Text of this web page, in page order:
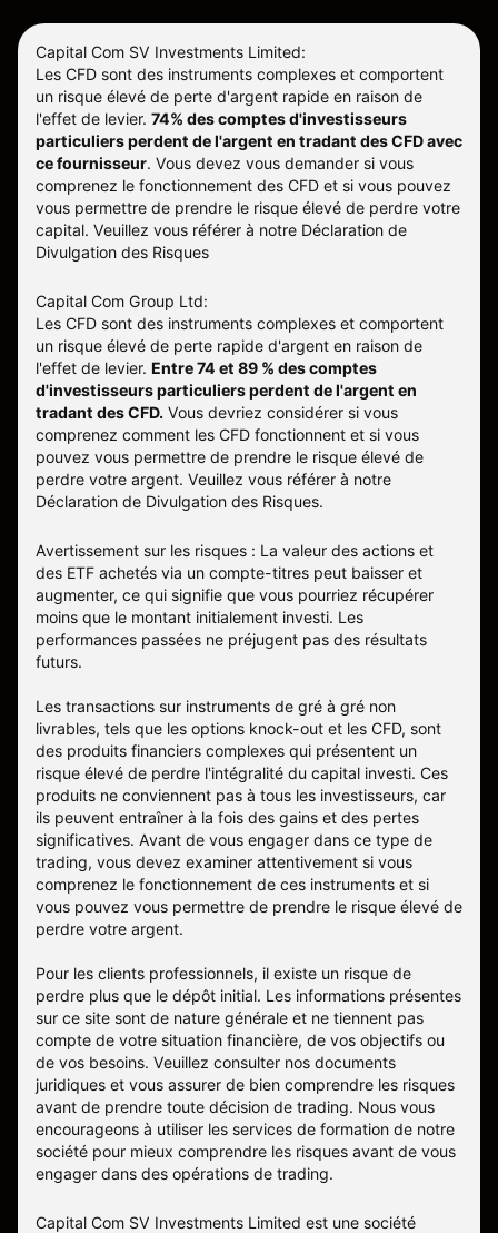
Capital Com SV Investments Limited:
Les CFD sont des instruments complexes et comportent
un risque élevé de perte d'argent rapide en raison de
l'effet de levier. 74% des comptes d'investisseurs
particuliers perdent de l'argent en tradant des CFD avec
ce fournisseur. Vous devez vous demander si vous
comprenez le fonctionnement des CFD et si vous pouvez
vous permettre de prendre le risque élevé de perdre votre
capital. Veuillez vous référer à notre Déclaration de
Divulgation des Risques
Capital Com Group Ltd:
Les CFD sont des instruments complexes et comportent
un risque élevé de perte rapide d'argent en raison de
l'effet de levier. Entre 74 et 89 % des comptes
d'investisseurs particuliers perdent de l'argent en
tradant des CFD. Vous devriez considérer si vous
comprenez comment les CFD fonctionnent et si vous
pouvez vous permettre de prendre le risque élevé de
perdre votre argent. Veuillez vous référer à notre
Déclaration de Divulgation des Risques.
Avertissement sur les risques : La valeur des actions et
des ETF achetés via un compte-titres peut baisser et
augmenter, ce qui signifie que vous pourriez récupérer
moins que le montant initialement investi. Les
performances passées ne préjugent pas des résultats
futurs.
Les transactions sur instruments de gré à gré non
livrables, tels que les options knock-out et les CFD, sont
des produits financiers complexes qui présentent un
risque élevé de perdre l'intégralité du capital investi. Ces
produits ne conviennent pas à tous les investisseurs, car
ils peuvent entraîner à la fois des gains et des pertes
significatives. Avant de vous engager dans ce type de
trading, vous devez examiner attentivement si vous
comprenez le fonctionnement de ces instruments et si
vous pouvez vous permettre de prendre le risque élevé de
perdre votre argent.
Pour les clients professionnels, il existe un risque de
perdre plus que le dépôt initial. Les informations présentes
sur ce site sont de nature générale et ne tiennent pas
compte de votre situation financière, de vos objectifs ou
de vos besoins. Veuillez consulter nos documents
juridiques et vous assurer de bien comprendre les risques
avant de prendre toute décision de trading. Nous vous
encourageons à utiliser les services de formation de notre
société pour mieux comprendre les risques avant de vous
engager dans des opérations de trading.
Capital Com SV Investments Limited est une société